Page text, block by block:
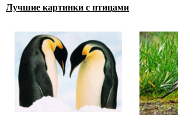
Лучшие картинки с птицами